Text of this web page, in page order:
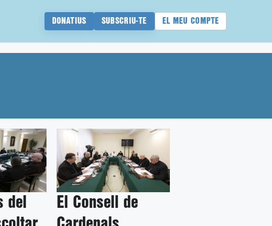
DONATIUS SUBSCRIU-TE EL MEU COMPTE
del
El Consell de